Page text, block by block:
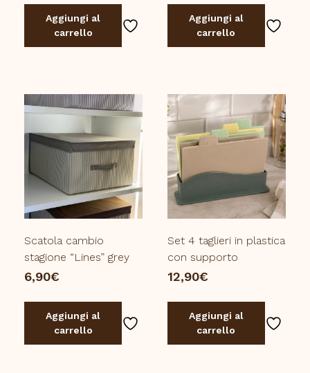
Aggiungi al
carrello
Aggiungi al
carrello
Scatola cambio
stagione “Lines” grey
6,90€
Aggiungi al
carrello
Set 4 taglieri in plastica
con supporto
12,90€
Aggiungi al
carrello